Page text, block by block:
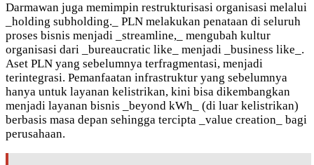
Darmawan juga memimpin restrukturisasi organisasi melalui
_holding subholding._ PLN melakukan penataan di seluruh
proses bisnis menjadi _streamline,_ mengubah kultur
organisasi dari _bureaucratic like_ menjadi _business like_.
Aset PLN yang sebelumnya terfragmentasi, menjadi
terintegrasi. Pemanfaatan infrastruktur yang sebelumnya
hanya untuk layanan kelistrikan, kini bisa dikembangkan
menjadi layanan bisnis _beyond kWh_ (di luar kelistrikan)
berbasis masa depan sehingga tercipta _value creation_ bagi
perusahaan.